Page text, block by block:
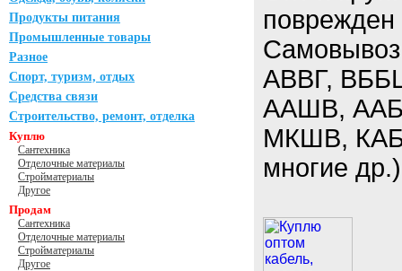
Продукты питания
Промышленные товары
Разное
Спорт, туризм, отдых
Средства связи
Строительство, ремонт, отделка
Куплю
Сантехника
Отделочные материалы
Стройматериалы
Другое
Продам
Сантехника
Отделочные материалы
Стройматериалы
Другое
поврежден
АВВГ,
ААШВ,
МКШВ,
многие